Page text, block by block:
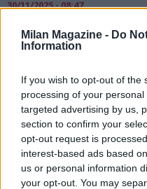
Milan Magazine - Do
Information
If you wish to opt-out of the
processing of your
targeted advertising by us,
section to confirm your
opt-out request is
interest-based ads based
us or personal information
your opt-out. You may
30/11/2025 - 08:47
Gianpaolo Calvarese, ex
commentato su X l'episodio
Di Paolo si complicano la
Pavlovic, e il serbo non
cervellotica e tecnicamente